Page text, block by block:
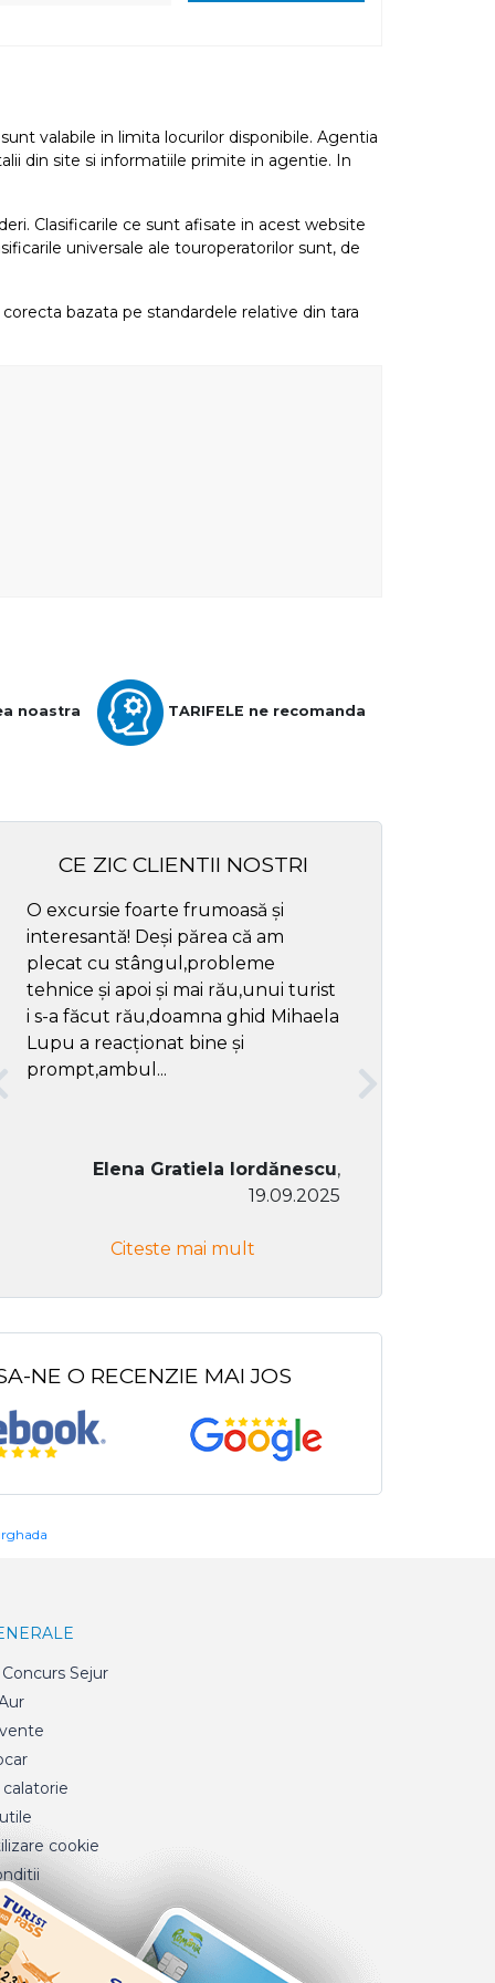
valabile in limita locurilor disponibile. Agentia
din site si informatiile primite in agentie. In
Clasificarile ce sunt afisate in acest website
universale ale touroperatorilor sunt, de
bazata pe standardele relative din tara
noastra TARIFELE ne recomanda
CE ZIC CLIENTII NOSTRI
O excursie foarte frumoasă și
interesantă! Deși părea că am
plecat cu stângul,probleme
tehnice și apoi și mai rău,unui turist
i s-a făcut rău,doamna ghid Mihaela
Lupu a reacționat bine și
prompt,ambul...
Elena Gratiela Iordănescu,
19.09.2025
Citeste mai mult
NE O RECENZIE MAI JOS
Sejur
cookie